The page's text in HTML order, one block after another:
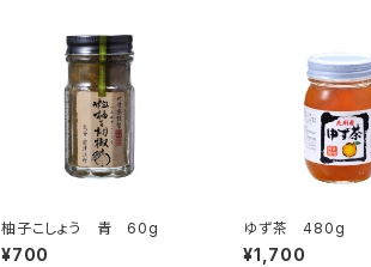
柚子こしょう 青 60g
¥700
ゆず茶 480g
¥1,700